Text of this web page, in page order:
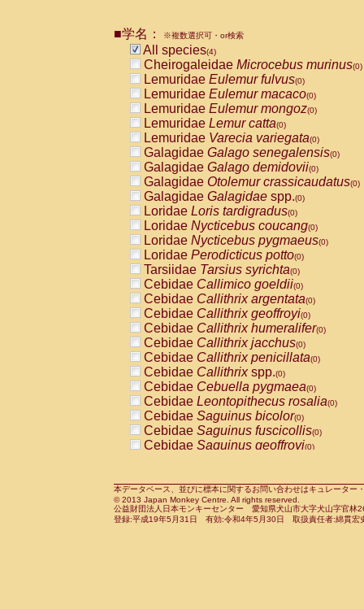
CercopithecidaeCercocebus
Cercopithecidae
CercopithecidaeCercocebus
CercopithecidaeCercocebus
CercopithecidaeCercocebusspp.
CercopithecidaeLophocebus
CercopithecidaePapio anubis
CercopithecidaePapio cynocephalus
CercopithecidaePapio hamadryas
CercopithecidaePapio papio(0)
CercopithecidaePapiospp.(0)
CercopithecidaeMandrillus
CercopithecidaeMandrillus sphinx
CercopithecidaeTheropithecus
CercopithecidaeMacaca arctoides
CercopithecidaeMacaca assamensis
Cercopithecidae Macaca
CercopithecidaeMacaca cyclopis
CercopithecidaeMacaca fascicularis
CercopithecidaeMacaca fuscaca
CercopithecidaeMacaca fuscata
CercopithecidaeMacaca fuscata
CercopithecidaeMacaca maura
CercopithecidaeMacaca mulatta
CercopithecidaeMacaca nemestrina
CercopithecidaeMacaca nigra(0)
CercopithecidaeMacaca radiata
CercopithecidaeMacaca silenus
CercopithecidaeMacaca sinica
CercopithecidaeMacaca tonkeana(0)
CercopithecidaeMacacahybrid(0)
CercopithecidaeMacaca spp.(0)
■学名： ※複数選択可・or検索
All species(4)
Cheirogaleidae Microcebus murinus(0)
Lemuridae Eulemur fulvus(0)
Lemuridae Eulemur macaco(0)
Lemuridae Eulemur mongoz(0)
Lemuridae Lemur catta(0)
Lemuridae Varecia variegata(0)
Galagidae Galago senegalensis(0)
Galagidae Galago demidovii(0)
Galagidae Otolemur crassicaudatus(0)
Galagidae Galagidae spp.(0)
Loridae Loris tardigradus(0)
Loridae Nycticebus coucang(0)
Loridae Nycticebus pygmaeus(0)
Loridae Perodicticus potto(0)
Tarsiidae Tarsius syrichta(0)
Cebidae Callimico goeldii(0)
Cebidae Callithrix argentata(0)
Cebidae Callithrix geoffroyi(0)
Cebidae Callithrix humeralifer(0)
Cebidae Callithrix jacchus(0)
Cebidae Callithrix penicillata(0)
Cebidae Callithrixspp.(0)
Cebidae Cebuella pygmaea(0)
Cebidae Leontopithecus rosalia(0)
Cebidae Saguinus bicolor(0)
Cebidae Saguinus fuscicollis(0)
Cebidae Saguinus geoffroyi(0)
CebidaeSaguinus leucopus(0)
CebidaeSaguinus midas(0)
Cebidae Saguinus mystax(0)
本データベース、並びに標本に関するお問い合わせはキュレータ
© 2013 Japan Monkey Centre. All rights reserved.
公益財団法人日本モンキーセンター 愛知県犬山市大字犬山字官
登録:平成19年5月31日 有効:令和4年5月30日 取扱責任者:綿貫宏